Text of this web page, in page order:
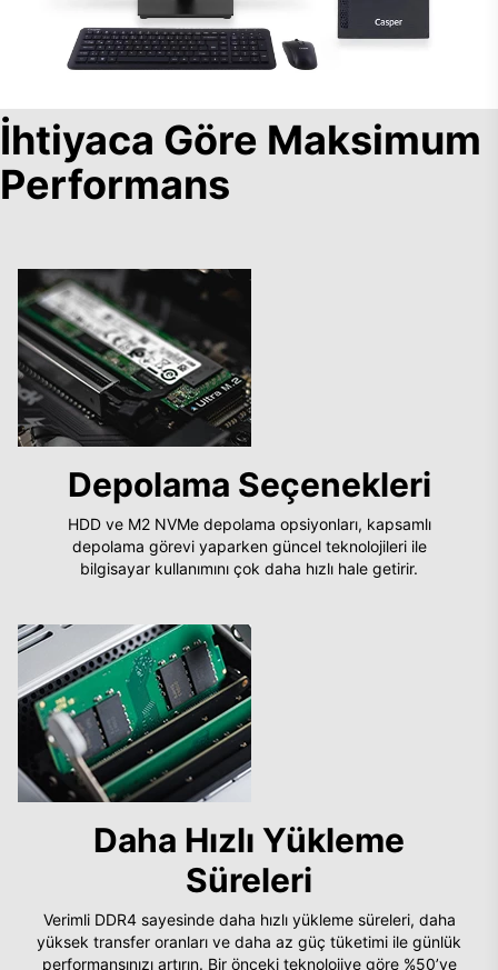
İhtiyaca Göre Maksimum
Performans
Depolama Seçenekleri
HDD ve M2 NVMe depolama opsiyonları, kapsamlı
depolama görevi yaparken güncel teknolojileri ile
bilgisayar kullanımını çok daha hızlı hale getirir.
Daha Hızlı Yükleme
Süreleri
Verimli DDR4 sayesinde daha hızlı yükleme süreleri, daha
yüksek transfer oranları ve daha az güç tüketimi ile günlük
performansınızı artırın. Bir önceki teknolojiye göre %50’ye